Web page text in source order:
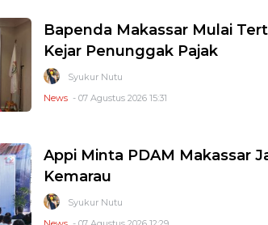
Bapenda Makassar Mulai
Kejar Penunggak Pajak
Syukur Nutu
News - 07 Agustus 2026 15:31
Appi Minta PDAM Makassar
Kemarau
Syukur Nutu